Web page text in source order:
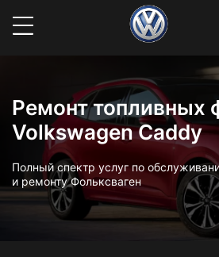
Ремонт топливных
Volkswagen Caddy
Полный спектр услуг по
и ремонту Фольксваген